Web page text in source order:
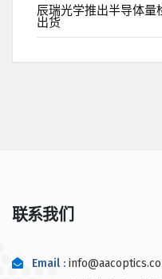
辰瑞光学推出半导体量
出货
联系我们
Email :